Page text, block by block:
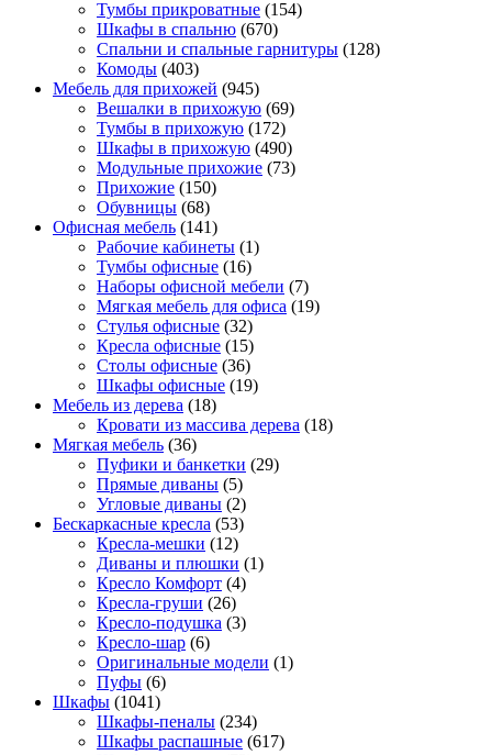
Тумбы прикроватные (154)
Шкафы в спальню (670)
Спальни и спальные гарнитуры (128)
Комоды (403)
Мебель для прихожей (945)
Вешалки в прихожую (69)
Тумбы в прихожую (172)
Шкафы в прихожую (490)
Модульные прихожие (73)
Прихожие (150)
Обувницы (68)
Офисная мебель (141)
Рабочие кабинеты (1)
Тумбы офисные (16)
Наборы офисной мебели (7)
Мягкая мебель для офиса (19)
Стулья офисные (32)
Кресла офисные (15)
Столы офисные (36)
Шкафы офисные (19)
Мебель из дерева (18)
Кровати из массива дерева (18)
Мягкая мебель (36)
Пуфики и банкетки (29)
Прямые диваны (5)
Угловые диваны (2)
Бескаркасные кресла (53)
Кресла-мешки (12)
Диваны и плюшки (1)
Кресло Комфорт (4)
Кресла-груши (26)
Кресло-подушка (3)
Кресло-шар (6)
Оригинальные модели (1)
Пуфы (6)
Шкафы (1041)
Шкафы-пеналы (234)
Шкафы распашные (617)